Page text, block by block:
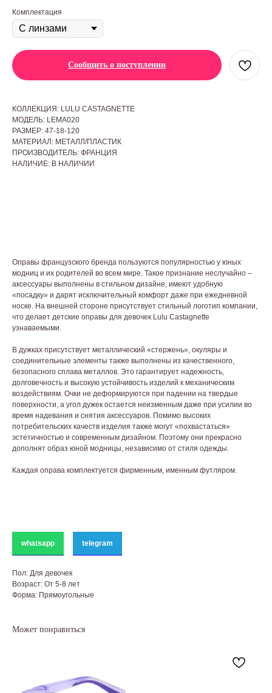
Комплектация
Сообщить о поступлении
КОЛЛЕКЦИЯ: LULU CASTAGNETTE
МОДЕЛЬ: LEMA020
РАЗМЕР: 47-18-120
МАТЕРИАЛ: МЕТАЛЛ/ПЛАСТИК
ПРОИЗВОДИТЕЛЬ: ФРАНЦИЯ
НАЛИЧИЕ: В НАЛИЧИИ
Оправы французского бренда пользуются популярностью у юных
модниц и их родителей во всем мире. Такое признание неслучайно –
аксессуары выполнены в стильном дизайне, имеют удобную
«посадку» и дарят исключительный комфорт даже при ежедневной
носке. На внешней стороне присутствует стильный логотип компании,
что делает детские оправы для девочек Lulu Castagnette
узнаваемыми.
В дужках присутствует металлический «стержень», окуляры и
соединительные элементы также выполнены из качественного,
безопасного сплава металлов. Это гарантирует надежность,
долговечность и высокую устойчивость изделий к механическим
воздействиям. Очки не деформируются при падении на твердые
поверхности, а угол дужек остается неизменным даже при усилии во
время надевания и снятия аксессуаров. Помимо высоких
потребительских качеств изделия также могут «похвастаться»
эстетичностью и современным дизайном. Поэтому они прекрасно
дополнят образ юной модницы, независимо от стиля одежды.
Каждая оправа комплектуется фирменным, именным футляром.
whatsapp telegram
Пол: Для девочек
Возраст: От 5-8 лет
Форма: Прямоугольные
Может понравиться